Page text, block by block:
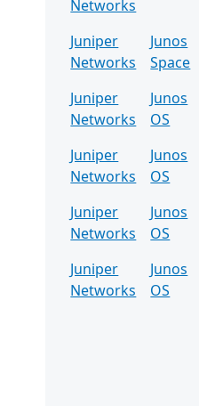
Networks
Juniper
Networks
Junos
Space
Juniper
Networks
Junos
OS
Juniper
Networks
Junos
OS
Juniper
Networks
Junos
OS
Juniper
Networks
Junos
OS